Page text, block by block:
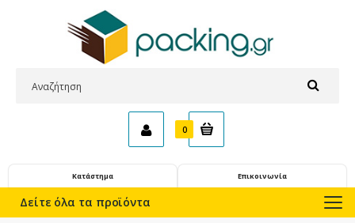
0
Κατάστημα Επικοινωνία
Δείτε όλα τα προϊόντα